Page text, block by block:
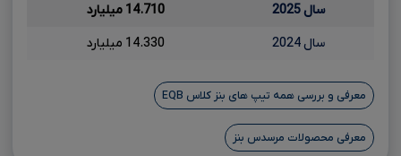
سال 2025
14.710 میلیارد
سال 2024
14.330 میلیارد
معرفی و بررسی همه تیپ های بنز کلاس EQB
معرفی محصولات مرسدس بنز